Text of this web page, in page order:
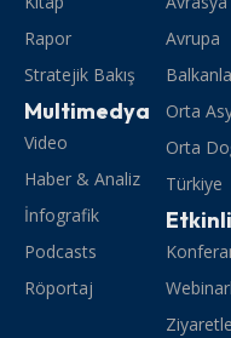
Rapor
Stratejik Bakış
Multimedya
Video
Haber & Analiz
İnfografik
Podcasts
Röportaj
Avrupa
Orta
Orta
Türkiye